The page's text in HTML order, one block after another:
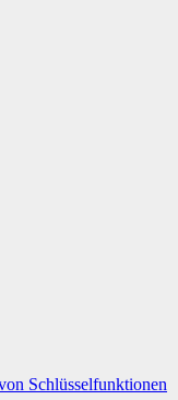
Schlüsselfunktionen